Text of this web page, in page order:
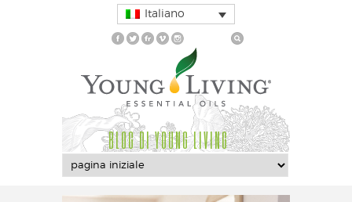
Italiano
BLOG DI YOUNG LIVING